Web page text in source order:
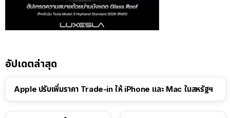
อัปเดตล่าสุด
Apple ปรับเพิ่มราคา Trade-in ให้ iPhone และ Mac ในสหรัฐฯ